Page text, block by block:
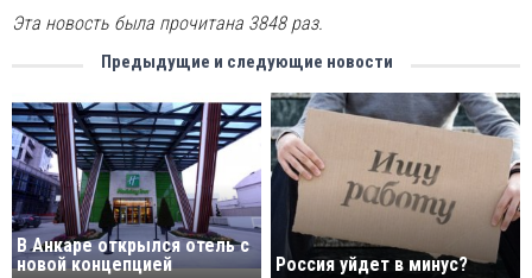
Эта новость была прочитана 3848 раз.
Предыдущие и следующие новости
В Анкаре открылся отель с
новой концепцией
Россия уйдет в минус?